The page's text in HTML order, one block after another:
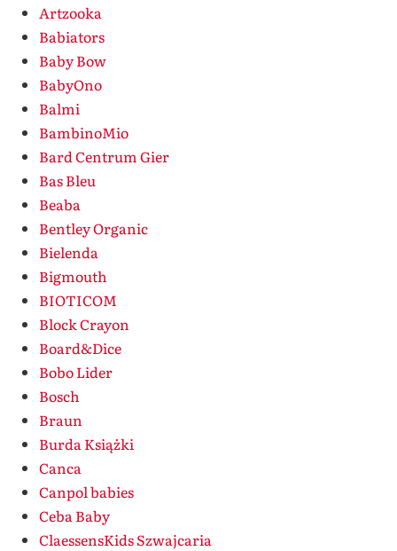
Artzooka
Babiators
Baby Bow
BabyOno
Balmi
BambinoMio
Bard Centrum Gier
Bas Bleu
Beaba
Bentley Organic
Bielenda
Bigmouth
BIOTICOM
Block Crayon
Board&Dice
Bobo Lider
Bosch
Braun
Burda Książki
Canca
Canpol babies
Ceba Baby
ClaessensKids Szwajcaria